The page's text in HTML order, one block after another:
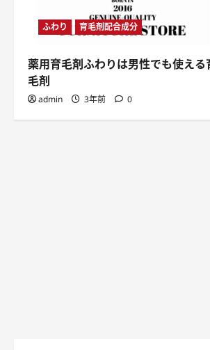
ふわり 育毛剤配合成分
薬用育毛剤ふわりは男性でも使える
毛剤
admin 3年前 0